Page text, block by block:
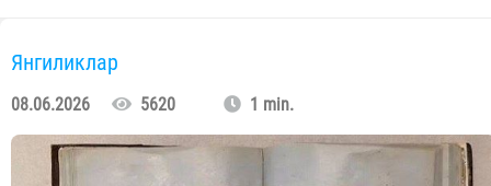
Янгиликлар
08.06.2026 5620 1 min.